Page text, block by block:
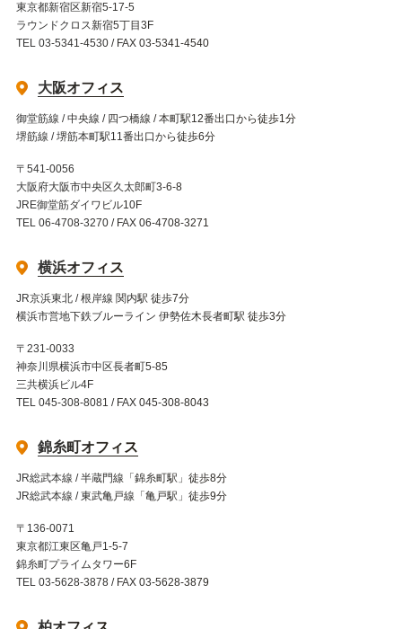
東京都新宿区新宿5-17-5
ラウンドクロス新宿5丁目3F
TEL 03-5341-4530 / FAX 03-5341-4540
大阪オフィス
御堂筋線 / 中央線 / 四つ橋線 / 本町駅12番出口から徒歩1分
堺筋線 / 堺筋本町駅11番出口から徒歩6分
〒541-0056
大阪府大阪市中央区久太郎町3-6-8
JRE御堂筋ダイワビル10F
TEL 06-4708-3270 / FAX 06-4708-3271
横浜オフィス
JR京浜東北 / 根岸線 関内駅 徒歩7分
横浜市営地下鉄ブルーライン 伊勢佐木長者町駅 徒歩3分
〒231-0033
神奈川県横浜市中区長者町5-85
三共横浜ビル4F
TEL 045-308-8081 / FAX 045-308-8043
錦糸町オフィス
JR総武本線 / 半蔵門線「錦糸町駅」徒歩8分
JR総武本線 / 東武亀戸線「亀戸駅」徒歩9分
〒136-0071
東京都江東区亀戸1-5-7
錦糸町プライムタワー6F
TEL 03-5628-3878 / FAX 03-5628-3879